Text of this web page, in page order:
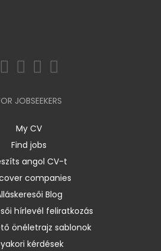
JOBSEEKERS
My CV
Find jobs
angol CV-t
companies
Blog
hírlevél feliratkozás
önéletrajz sablonok
kérdések